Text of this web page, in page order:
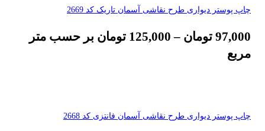
چاپ پوستر دیواری طرح نقاشی آسمان تاریک کد 2669
97,000 تومان –
125,000 تومان بر حسب متر
مربع
چاپ پوستر دیواری طرح نقاشی آسمان فانتزی کد 2668